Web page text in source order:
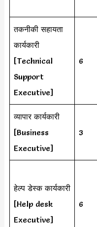
तकनीकी सहायता
कार्यकारी
[Technical
Support
Executive]
6
व्यापार कार्यकारी
[Business
Executive]
3
हेल्प डेस्क कार्यकारी
[Help desk
Executive]
6